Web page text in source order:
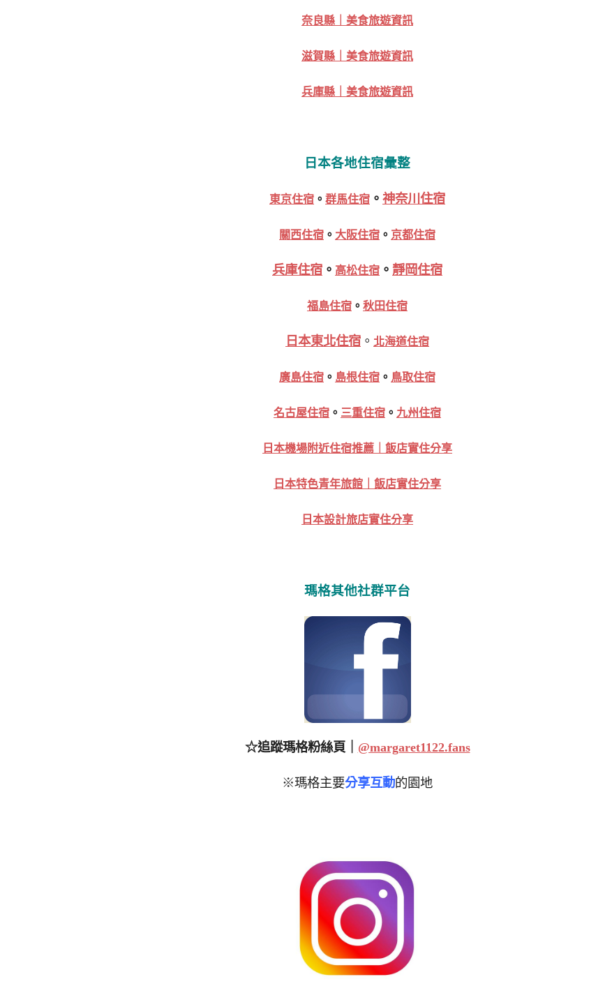
奈良縣｜美食旅遊資訊
滋賀縣｜美食旅遊資訊
兵庫縣｜美食旅遊資訊
日本各地住宿彙整
東京住宿 。 群馬住宿 。 神奈川住宿
關西住宿 。 大阪住宿 。 京都住宿
兵庫住宿 。 高松住宿 。 靜岡住宿
福島住宿 。 秋田住宿
日本東北住宿 。 北海道住宿
廣島住宿 。 島根住宿 。 鳥取住宿
名古屋住宿 。 三重住宿 。 九州住宿
日本機場附近住宿推薦｜飯店實住分享
日本特色青年旅館｜飯店實住分享
日本設計旅店實住分享
瑪格其他社群平台
☆追蹤瑪格粉絲頁｜ @margaret1122.fans
※瑪格主要分享互動的園地